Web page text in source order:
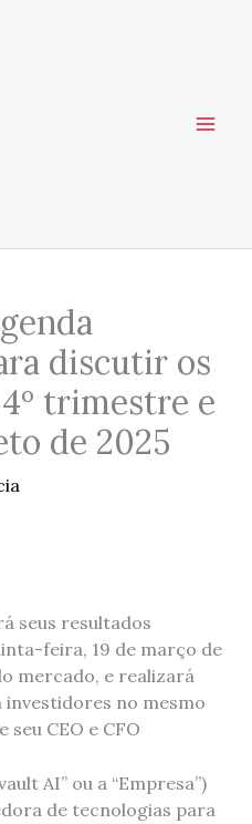
discutir os
trimestre e
de 2025
seus resultados
feira, 19 de março de
mercado, e realizará
no mesmo
CEO e CFO
AI” ou a “Empresa”)
de tecnologias para